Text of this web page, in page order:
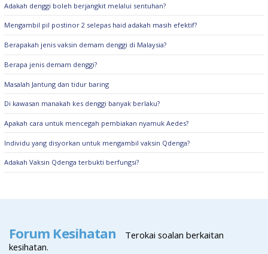
Adakah denggi boleh berjangkit melalui sentuhan?
Mengambil pil postinor 2 selepas haid adakah masih efektif?
Berapakah jenis vaksin demam denggi di Malaysia?
Berapa jenis demam denggi?
Masalah Jantung dan tidur baring
Di kawasan manakah kes denggi banyak berlaku?
Apakah cara untuk mencegah pembiakan nyamuk Aedes?
Individu yang disyorkan untuk mengambil vaksin Qdenga?
Adakah Vaksin Qdenga terbukti berfungsi?
Forum Kesihatan
Terokai soalan berkaitan
kesihatan.